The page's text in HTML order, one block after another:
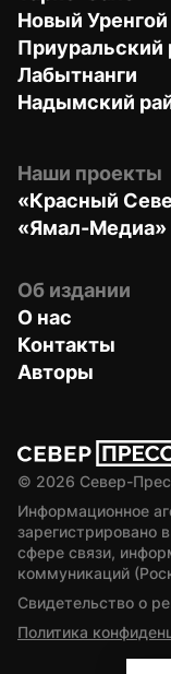
Новый Уренгой
Приуральский
Лабытнанги
Надымский
Наши проекты
«Красный
«Ямал-Медиа»
Об издании
О нас
Контакты
Авторы
© 2026 Север-
Информационное
зарегистрировано
сфере связи,
коммуникаций
Свидетельство о
Политика